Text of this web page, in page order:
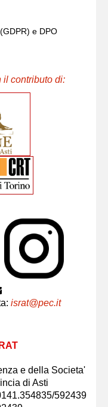
e DPO
il contributo di:
israt@pec.it
e della Societa'
di Asti
592439